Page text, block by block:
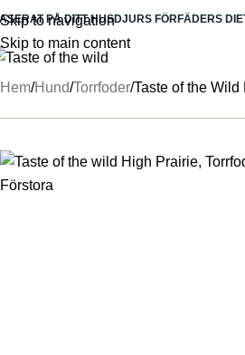
Skip to navigation
Skip to main content
PÅ DITT HUSDJURS FÖRFÄDERS
Hem Hund Torrfoder Taste of the
Förstora